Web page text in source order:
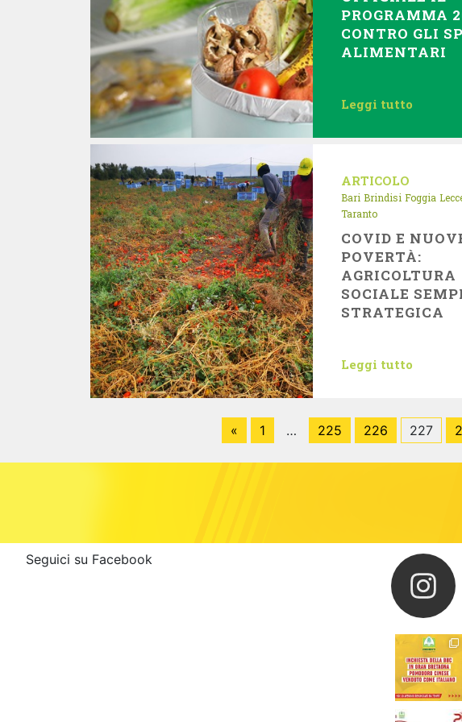
PROGRAMMA
CONTRO GLI
ALIMENTARI
Leggi tutto
ARTICOLO
Bari Brindisi Foggia
Taranto
COVID E
POVERTÀ:
AGRICOLTURA
SOCIALE
STRATEGICA
Leggi tutto
« 1 … 225 226 227
Seguici su Facebook